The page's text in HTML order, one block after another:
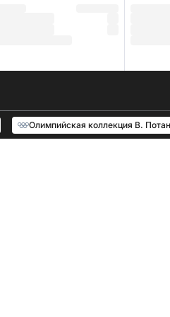
Олимпийская коллекция В.